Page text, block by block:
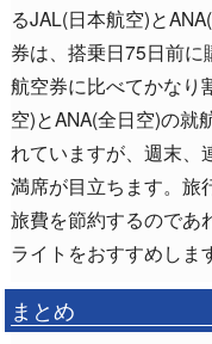
るJAL(日本航空)と
券は、搭乗日75日前
航空券に比べてかなり
空)とANA(全日空)の就
れていますが、週末、
満席が目立ちます。旅
旅費を節約するのであ
ライトをおすすめしま
まとめ